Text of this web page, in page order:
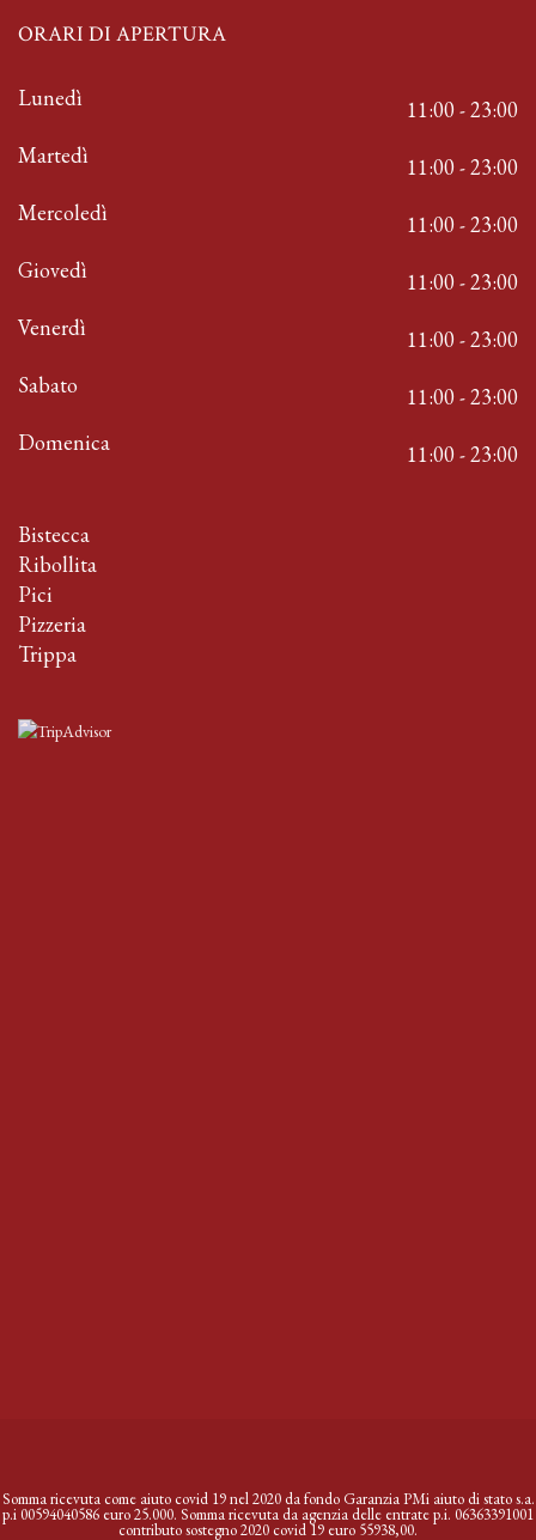
ORARI DI APERTURA
Lunedì
11:00 - 23:00
Martedì
11:00 - 23:00
Mercoledì
11:00 - 23:00
Giovedì
11:00 - 23:00
Venerdì
11:00 - 23:00
Sabato
11:00 - 23:00
Domenica
11:00 - 23:00
Bistecca
Ribollita
Pici
Pizzeria
Trippa
Somma ricevuta come aiuto covid 19 nel 2020 da fondo Garanzia PMi aiuto di stato s.a.
p.i 00594040586 euro 25.000. Somma ricevuta da agenzia delle entrate p.i. 06363391001
contributo sostegno 2020 covid 19 euro 55938,00.